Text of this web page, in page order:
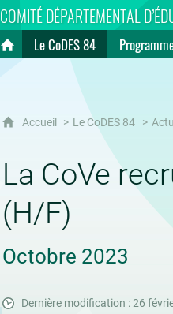
COMITÉ DÉPARTEMENTAL
Accueil
Le CoDES 84
Accueil Le CoDES 84
La CoVe
(H/F)
Octobre 2023
Dernière modification : 26